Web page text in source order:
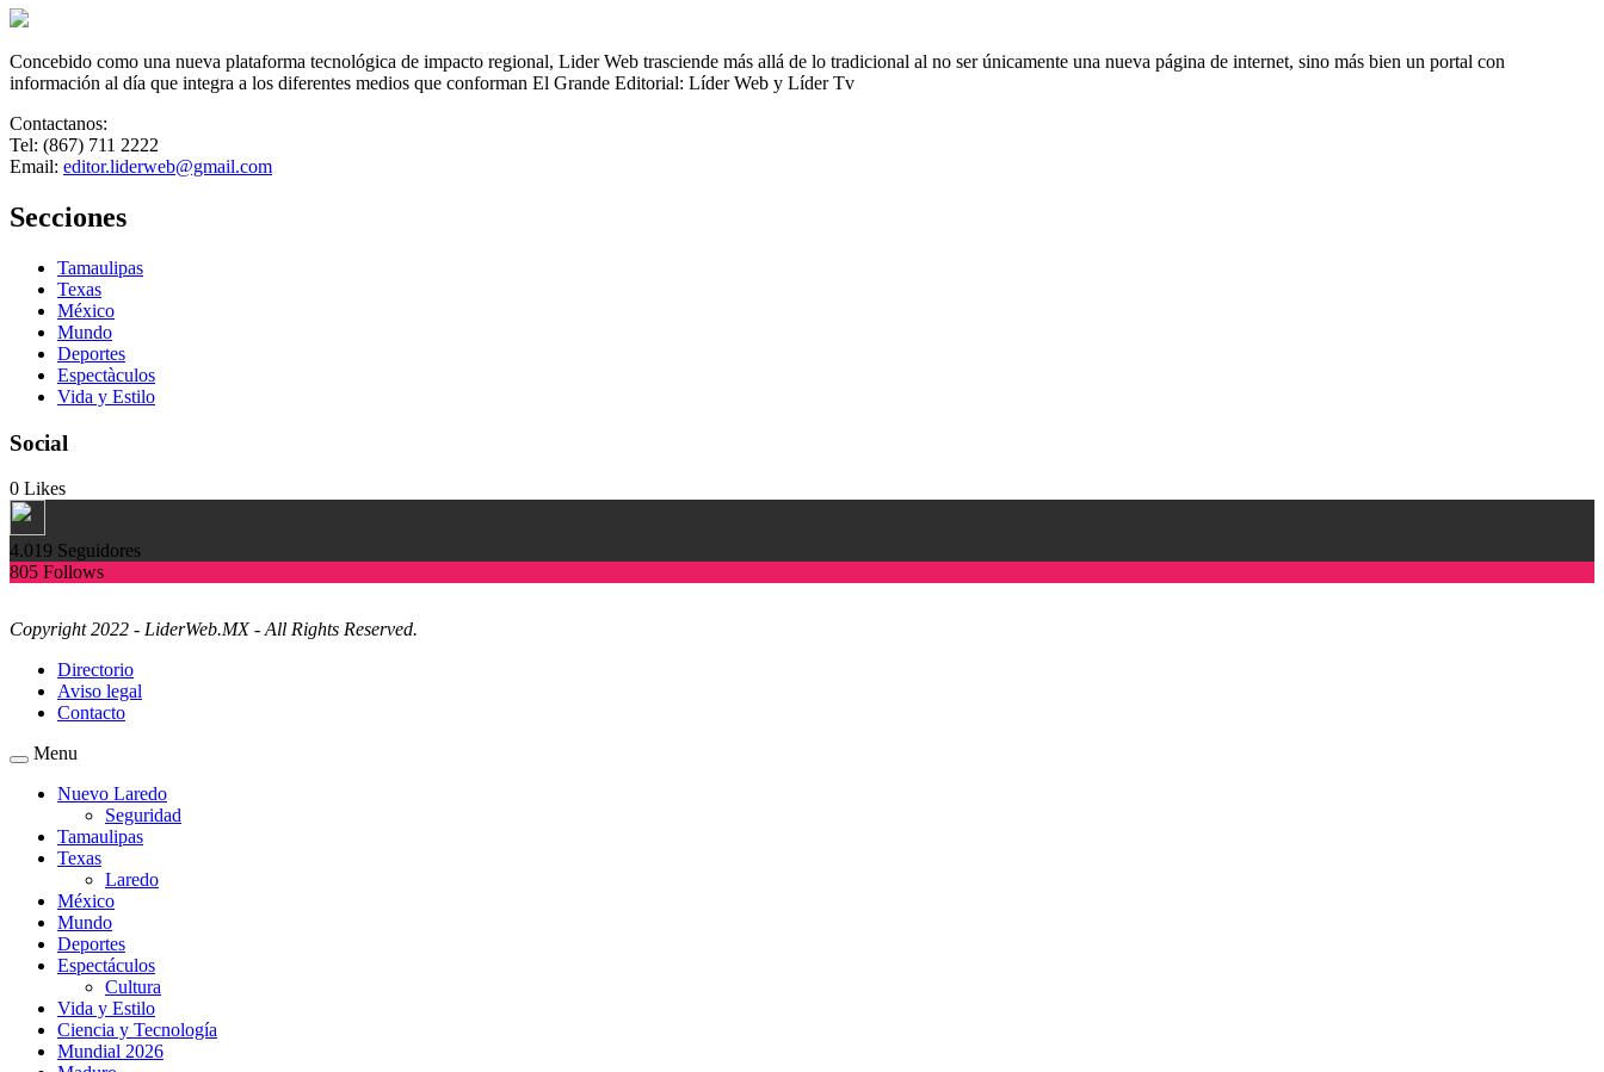
Concebido como una nueva plataforma tecnológica de impacto regional, Lider Web trasciende más allá de lo tradicional al no ser únicamente una nueva página de internet, sino más bien un portal con
información al día que integra a los diferentes medios que conforman El Grande Editorial: Líder Web y Líder Tv
Contactanos:
Tel: (867) 711 2222
Email: editor.liderweb@gmail.com
Secciones
Tamaulipas
Texas
México
Mundo
Deportes
Espectàculos
Vida y Estilo
Social
0 Likes
4.019 Seguidores
805 Follows
Copyright 2022 - LiderWeb.MX - All Rights Reserved.
Directorio
Aviso legal
Contacto
Menu
Nuevo Laredo
Seguridad
Tamaulipas
Texas
Laredo
México
Mundo
Deportes
Espectáculos
Cultura
Vida y Estilo
Ciencia y Tecnología
Mundial 2026